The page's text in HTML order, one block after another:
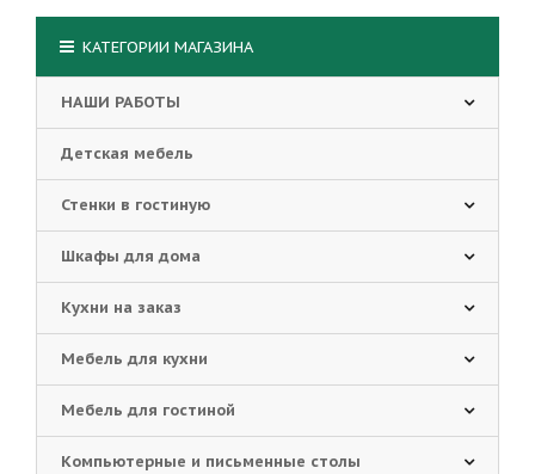
КАТЕГОРИИ МАГАЗИНА
НАШИ РАБОТЫ
Детская мебель
Стенки в гостиную
Шкафы для дома
Кухни на заказ
Мебель для кухни
Мебель для гостиной
Компьютерные и письменные столы